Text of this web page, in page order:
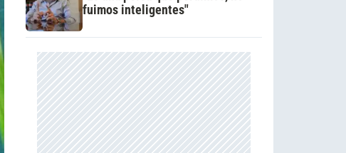
fuimos inteligentes"